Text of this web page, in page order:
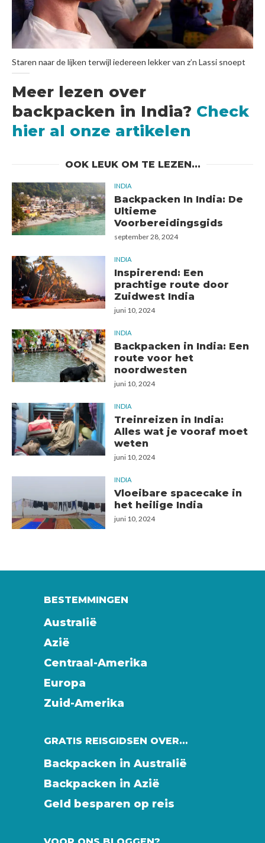
Staren naar de lijken terwijl iedereen lekker van z’n Lassi snoept
Meer lezen over
backpacken in India? Check
hier al onze artikelen
OOK LEUK OM TE LEZEN...
INDIA
Backpacken In India: De
Ultieme
Voorbereidingsgids
september 28, 2024
INDIA
Inspirerend: Een
prachtige route door
Zuidwest India
juni 10, 2024
INDIA
Backpacken in India: Een
route voor het
noordwesten
juni 10, 2024
INDIA
Treinreizen in India:
Alles wat je vooraf moet
weten
juni 10, 2024
INDIA
Vloeibare spacecake in
het heilige India
juni 10, 2024
BESTEMMINGEN
Australië
Azië
Centraal-Amerika
Europa
Zuid-Amerika
GRATIS REISGIDSEN OVER…
Backpacken in Australië
Backpacken in Azië
Geld besparen op reis